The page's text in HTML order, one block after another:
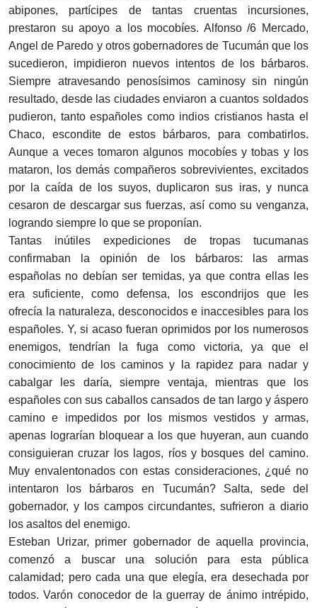
abipones, partícipes de tantas cruentas incursiones,
prestaron su apoyo a los mocobíes. Alfonso /6 Mercado,
Angel de Paredo y otros gobernadores de Tucumán que los
sucedieron, impidieron nuevos intentos de los bárbaros.
Siempre atravesando penosísimos caminosy sin ningún
resultado, desde las ciudades enviaron a cuantos soldados
pudieron, tanto españoles como indios cristianos hasta el
Chaco, escondite de estos bárbaros, para combatirlos.
Aunque a veces tomaron algunos mocobíes y tobas y los
mataron, los demás compañeros sobrevivientes, excitados
por la caída de los suyos, duplicaron sus iras, y nunca
cesaron de descargar sus fuerzas, así como su venganza,
logrando siempre lo que se proponían.
Tantas inútiles expediciones de tropas tucumanas
confirmaban la opinión de los bárbaros: las armas
españolas no debían ser temidas, ya que contra ellas les
era suficiente, como defensa, los escondrijos que les
ofrecía la naturaleza, desconocidos e inaccesibles para los
españoles. Y, si acaso fueran oprimidos por los numerosos
enemigos, tendrían la fuga como victoria, ya que el
conocimiento de los caminos y la rapidez para nadar y
cabalgar les daría, siempre ventaja, mientras que los
españoles con sus caballos cansados de tan largo y áspero
camino e impedidos por los mismos vestidos y armas,
apenas lograrían bloquear a los que huyeran, aun cuando
consiguieran cruzar los lagos, ríos y bosques del camino.
Muy envalentonados con estas consideraciones, ¿qué no
intentaron los bárbaros en Tucumán? Salta, sede del
gobernador, y los campos circundantes, sufrieron a diario
los asaltos del enemigo.
Esteban Urizar, primer gobernador de aquella provincia,
comenzó a buscar una solución para esta pública
calamidad; pero cada una que elegía, era desechada por
todos. Varón conocedor de la guerray de ánimo intrépido,